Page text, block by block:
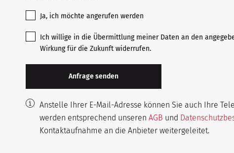
Ja, ich möchte angerufen werden
Ich willige in die Übermittlung meiner Daten an den
Wirkung für die Zukunft widerrufen.
Anstelle Ihrer E-Mail-Adresse können Sie auch Ihre
werden entsprechend unseren AGB und
Kontaktaufnahme an die Anbieter weitergeleitet.